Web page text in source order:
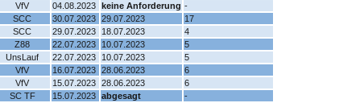
VfV 04.08.2023 keine Anforderung -
SCC 30.07.2023 29.07.2023
17
SCC 29.07.2023 18.07.2023
4
Z88 22.07.2023 10.07.2023
5
UnsLauf 22.07.2023 10.07.2023
5
VfV 16.07.2023 28.06.2023
6
VfV 15.07.2023 28.06.2023
6
SC TF 15.07.2023 abgesagt
-